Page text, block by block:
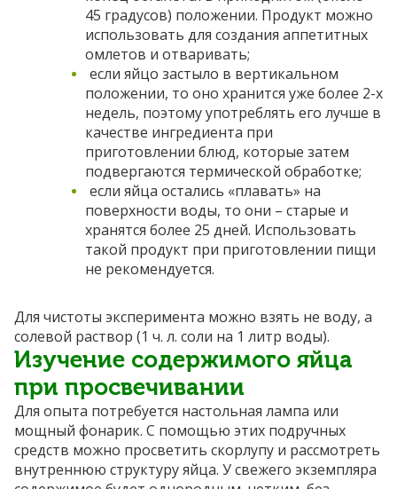
45 градусов) положении. Продукт можно
использовать для создания аппетитных
омлетов и отваривать;
если яйцо застыло в вертикальном
положении, то оно хранится уже более 2-х
недель, поэтому употреблять его лучше в
качестве ингредиента при
приготовлении блюд, которые затем
подвергаются термической обработке;
если яйца остались «плавать» на
поверхности воды, то они – старые и
хранятся более 25 дней. Использовать
такой продукт при приготовлении пищи
не рекомендуется.
Для чистоты эксперимента можно взять не воду, а
солевой раствор (1 ч. л. соли на 1 литр воды).
Изучение содержимого яйца
при просвечивании
Для опыта потребуется настольная лампа или
мощный фонарик. С помощью этих подручных
средств можно просветить скорлупу и рассмотреть
внутреннюю структуру яйца. У свежего экземпляра